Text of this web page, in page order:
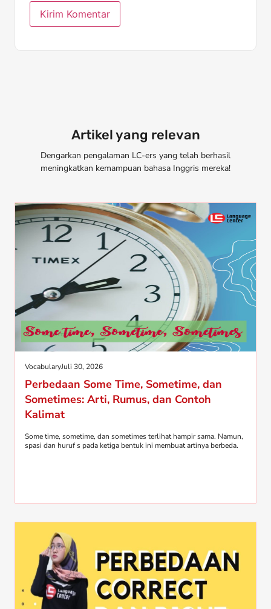
Artikel yang relevan
Dengarkan pengalaman LC-ers yang telah berhasil
meningkatkan kemampuan bahasa Inggris mereka!
VocabularyJuli 30, 2026
Perbedaan Some Time, Sometime, dan
Sometimes: Arti, Rumus, dan Contoh
Kalimat
Some time, sometime, dan sometimes terlihat hampir sama. Namun,
spasi dan huruf s pada ketiga bentuk ini membuat artinya berbeda.